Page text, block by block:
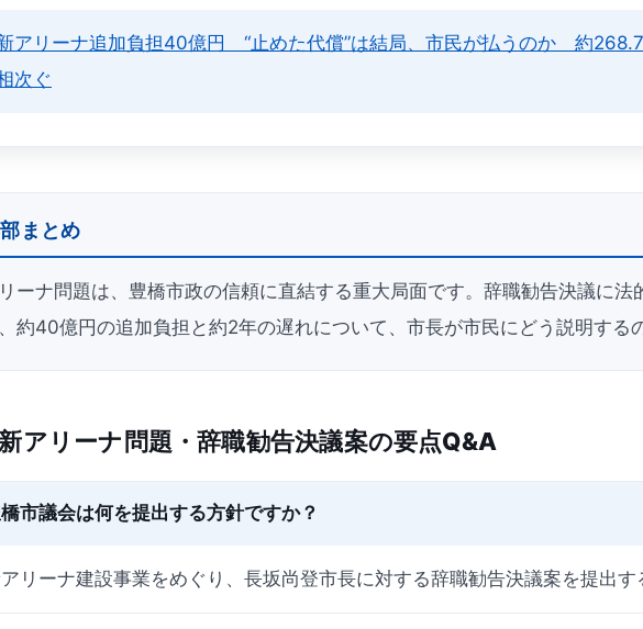
アリーナ追加負担40億円 “止めた代償”は結局、市民が払うのか 約
次ぐ
まとめ
ーナ問題は、豊橋市政の信頼に直結する重大局面です。辞職勧告決議に法
約40億円の追加負担と約2年の遅れについて、市長が市民にどう説明する
アリーナ問題・辞職勧告決議案の要点Q&A
市議会は何を提出する方針ですか？
リーナ建設事業をめぐり、長坂尚登市長に対する辞職勧告決議案を提出す